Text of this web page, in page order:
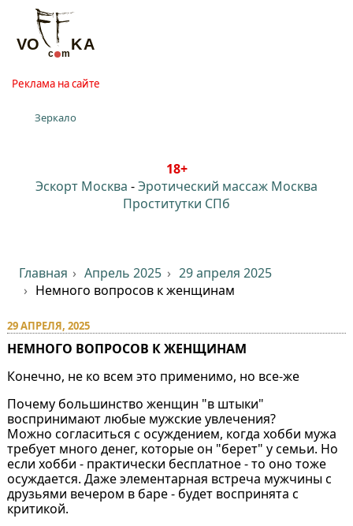
Реклама на сайте
Зеркало
18+
Эскорт Москва -Эротический массаж Москва
Проститутки СПб
Главная Апрель 2025
29 апреля 2025
Немного вопросов к женщинам
29 АПРЕЛЯ, 2025
НЕМНОГО ВОПРОСОВ К ЖЕНЩИНАМ
Конечно, не ко всем это применимо, но все-же
Почему большинство женщин "в штыки"
воспринимают любые мужские увлечения?
Можно согласиться с осуждением, когда хобби мужа
требует много денег, которые он "берет" у семьи. Но
если хобби - практически бесплатное - то оно тоже
осуждается. Даже элементарная встреча мужчины с
друзьями вечером в баре - будет воспринята с
критикой.